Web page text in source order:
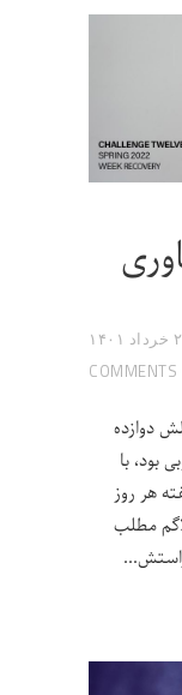
۱۴۰۱
دوازده
بود، با
هر روز
مطلب